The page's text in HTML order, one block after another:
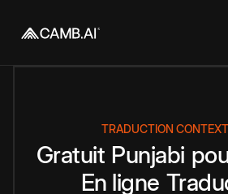
TRADUCTION
Gratuit Punjabi
En ligne